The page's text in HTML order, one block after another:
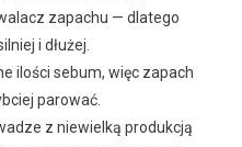
zapachu — dlatego
i dłużej.
ilości sebum, więc zapach
parować.
z niewielką produkcją